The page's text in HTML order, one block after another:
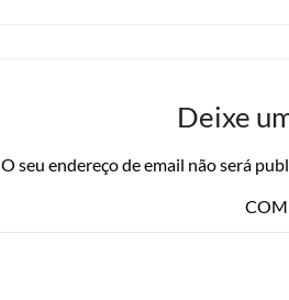
Deixe
O seu endereço de email não será